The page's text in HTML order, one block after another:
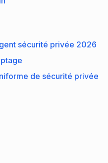
sécurité privée 2026
de sécurité privée